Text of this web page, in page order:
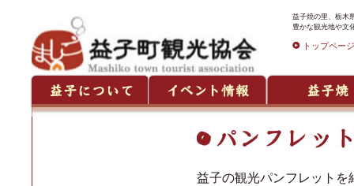
益子焼の里、栃木
豊かな観光地や文
トップページ
益子の観光パンフレット